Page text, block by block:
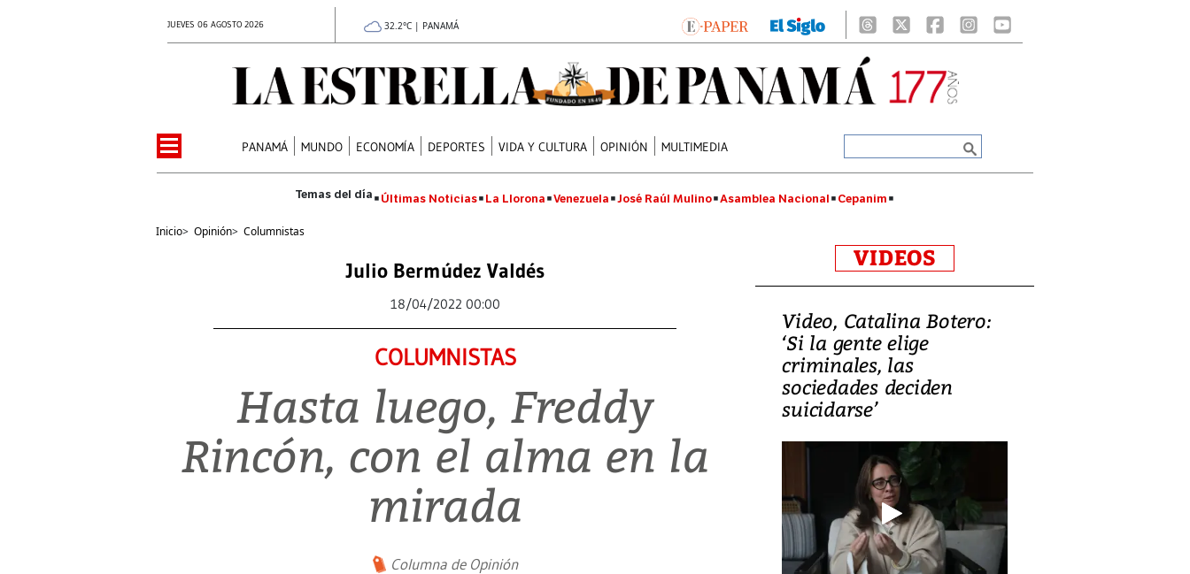
JUEVES 06 AGOSTO 2026 32.2°C | PANAMÁ
PANAMÁ MUNDO ECONOMÍA DEPORTES VIDA Y CULTURA OPINIÓN MULTIMEDIA
Últimas Noticias La Llorona Venezuela José Raúl Mulino Asamblea Nacional Cepanim
Inicio> Opinión> Columnistas
Julio Bermúdez Valdés
18/04/2022 00:00
COLUMNISTAS
Hasta luego, Freddy
Rincón, con el alma en la
mirada
Columna de Opinión
VIDEOS
Video, Catalina Botero:
‘Si la gente elige
criminales, las
sociedades deciden
suicidarse’